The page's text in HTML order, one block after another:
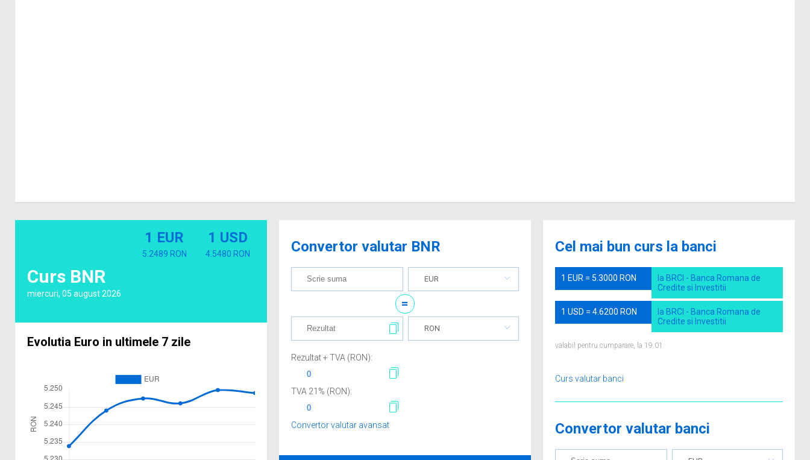
Curs BNR
miercuri, 05 august 2026
1 EUR
5.2489 RON
1 USD
4.5480 RON
Evolutia Euro in ultimele 7 zile
Convertor valutar BNR
EUR
=
RON
Rezultat + TVA (RON):
TVA 21 % (RON):
Convertor valutar avansat
Cel mai bun curs la banci
1 EUR = 5.3000 RON
la BRCI - Banca Romana de
Credite si Investitii
1 USD = 4.6200 RON
la BRCI - Banca Romana de
Credite si Investitii
valabil pentru cumparare, la 19.01
Curs valutar banci
Convertor valutar banci